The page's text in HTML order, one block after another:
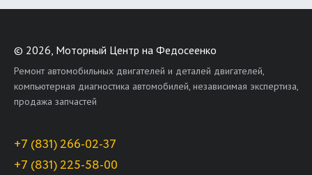
© 2026, Моторный Центр на Федосеенко
Ремонт автомобильных двигателей и деталей двигателей,
компьютерная диагностика автомобилей, независимая экспертиза,
продажа запчастей
+7 (831) 266-02-37
+7 (831) 225-58-00